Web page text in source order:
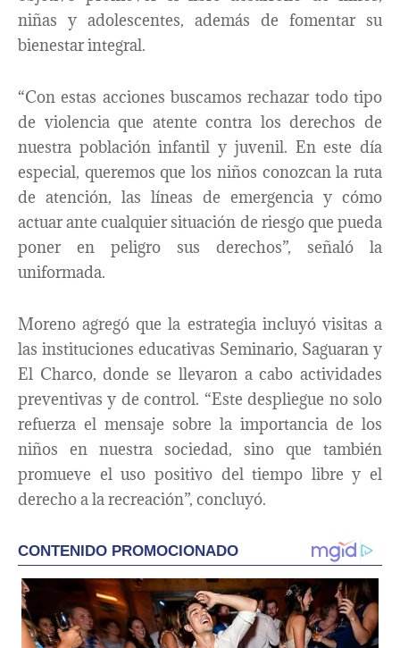
niñas y adolescentes, además de fomentar su
bienestar integral.
“Con estas acciones buscamos rechazar todo tipo
de violencia que atente contra los derechos de
nuestra población infantil y juvenil. En este día
especial, queremos que los niños conozcan la ruta
de atención, las líneas de emergencia y cómo
actuar ante cualquier situación de riesgo que pueda
poner en peligro sus derechos”, señaló la
uniformada.
Moreno agregó que la estrategia incluyó visitas a
las instituciones educativas Seminario, Saguaran y
El Charco, donde se llevaron a cabo actividades
preventivas y de control. “Este despliegue no solo
refuerza el mensaje sobre la importancia de los
niños en nuestra sociedad, sino que también
promueve el uso positivo del tiempo libre y el
derecho a la recreación”, concluyó.